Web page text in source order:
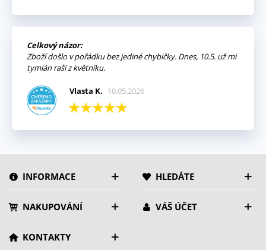
Celkový názor:
Zboží došlo v pořádku bez jediné chybičky. Dnes, 10.5. už mi
tymián raší z květníku.
Vlasta K. 10.05.2026
INFORMACE HLEDÁTE
NAKUPOVÁNÍ VÁŠ ÚČET
KONTAKTY